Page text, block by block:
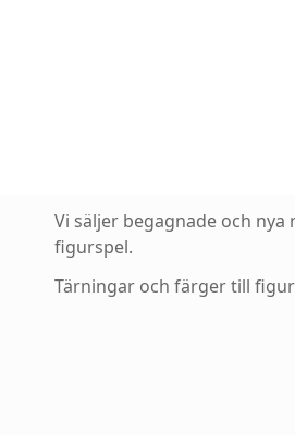
Vi säljer begagnade och nya
figurspel.
Tärningar och färger till